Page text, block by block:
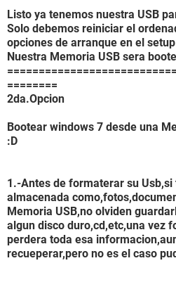
Listo ya tenemos nuestra USB
Solo debemos reiniciar el
opciones de arranque en el
Nuestra Memoria USB sera
========
2da.Opcion
Bootear windows 7 desde una
:D
1.-Antes de formaterar su
almacenada
Memoria USB,no olviden
algun disco duro,cd,etc,una vez
perdera toda esa
recueperar,pero no es el caso